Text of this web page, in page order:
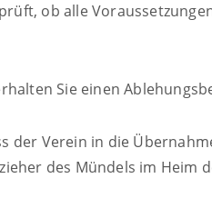
ob alle
Sie einen
der Verein in die
des Mündels im Heim